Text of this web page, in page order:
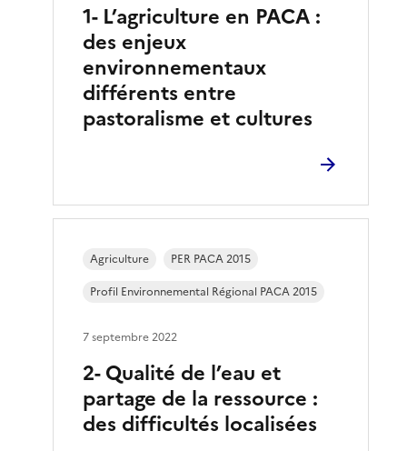
1- L’agriculture en PACA :
des enjeux
environnementaux
différents entre
pastoralisme et cultures
2- Qualité de l’eau et
partage de la ressource :
des difficultés localisées
Agriculture
PER PACA 2015
Profil Environnemental Régional PACA 2015
7 septembre 2022